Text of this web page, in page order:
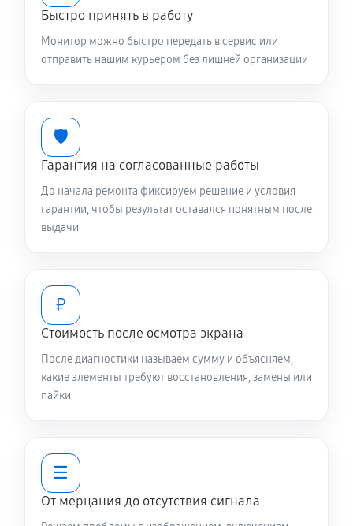
Быстро принять в работу
Монитор можно быстро передать в сервис или
отправить нашим курьером без лишней организации
🛡️
Гарантия на согласованные работы
До начала ремонта фиксируем решение и условия
гарантии, чтобы результат оставался понятным после
выдачи
₽
Стоимость после осмотра экрана
После диагностики называем сумму и объясняем,
какие элементы требуют восстановления, замены или
пайки
☰
От мерцания до отсутствия сигнала